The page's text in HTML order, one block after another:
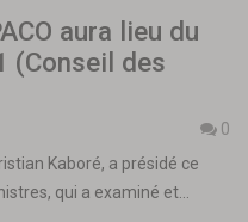
aura lieu du
(Conseil des
0
Kaboré, a présidé ce
qui a examiné et…